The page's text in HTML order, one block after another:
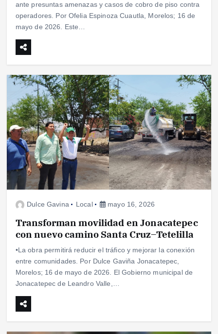
ante presuntas amenazas y casos de cobro de piso contra
operadores. Por Ofelia Espinoza Cuautla, Morelos; 16 de
mayo de 2026. Este…
Dulce Gavina Local mayo 16, 2026
Transforman movilidad en Jonacatepec
con nuevo camino Santa Cruz–Tetelilla
•La obra permitirá reducir el tráfico y mejorar la conexión
entre comunidades. Por Dulce Gaviña Jonacatepec,
Morelos; 16 de mayo de 2026. El Gobierno municipal de
Jonacatepec de Leandro Valle,…